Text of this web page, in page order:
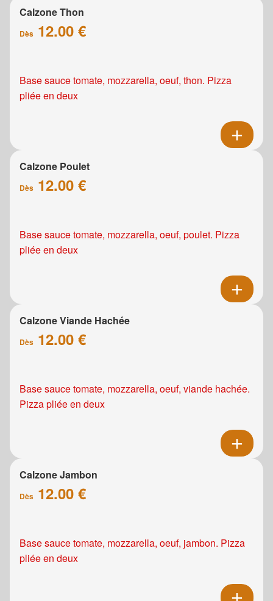
Calzone Thon
Dès 12.00 €
Base sauce tomate, mozzarella, oeuf, thon. Pizza
pliée en deux
Calzone Poulet
Dès 12.00 €
Base sauce tomate, mozzarella, oeuf, poulet. Pizza
pliée en deux
Calzone Viande Hachée
Dès 12.00 €
Base sauce tomate, mozzarella, oeuf, viande hachée.
Pizza pliée en deux
Calzone Jambon
Dès 12.00 €
Base sauce tomate, mozzarella, oeuf, jambon. Pizza
pliée en deux